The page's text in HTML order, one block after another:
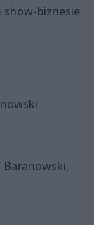
biznesie.
Baranowski,